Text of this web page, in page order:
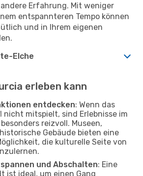
Erfahrung. Mit weniger
entspannteren Tempo können
und in Ihrem eigenen
Elche
erleben kann
entdecken: Wenn das
nicht mitspielt, sind Erlebnisse im
reizvoll. Museen,
Gebäude bieten eine
die kulturelle Seite von
und Abschalten: Eine
ist ideal, um einen Gang